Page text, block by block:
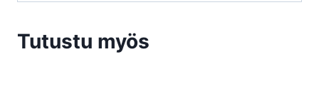
Tutustu myös